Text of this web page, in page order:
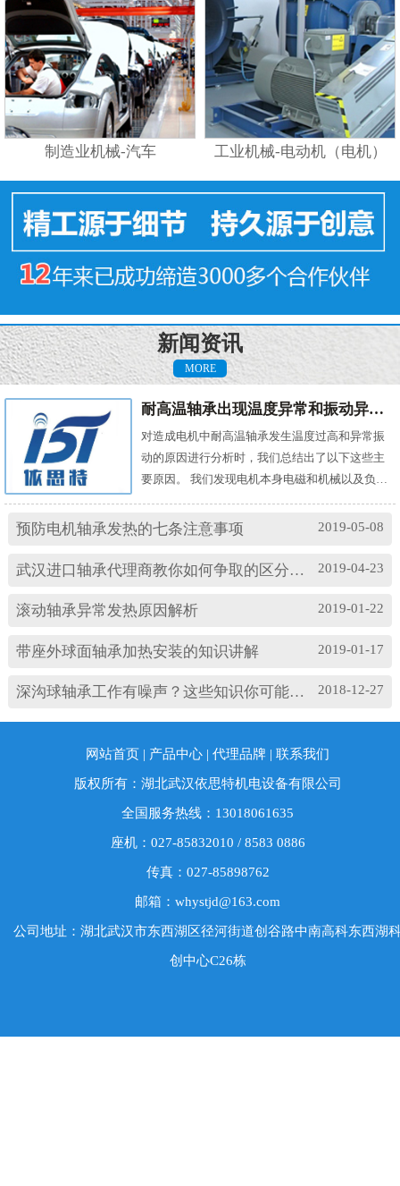
制造业机械-汽车 工业机械-电动机（电机）
新闻资讯
MORE
耐高温轴承出现温度异常和振动异常的原因有哪些？
对造成电机中耐高温轴承发生温度过高和异常振
动的原因进行分析时，我们总结出了以下这些主
要原因。 我们发现电机本身电磁和机械以及负载
振动产生影响。其中造成温度过高的原因主要
松；(3)轴承与轴套配合过松；(4)润滑油有杂质；
损坏等。 另外，造成耐高温轴承出现异常振...
2019-05-08
预防电机轴承发热的七条注意事项
2019-04-23
武汉进口轴承代理商教你如何争取的区分高速轴承和低速轴承
2019-01-22
滚动轴承异常发热原因解析
2019-01-17
带座外球面轴承加热安装的知识讲解
2018-12-27
深沟球轴承工作有噪声？这些知识你可能忽略了
网站首页 | 产品中心 |代理品牌 |联系我们
版权所有：湖北武汉依思特机电设备有限公司
全国服务热线：13018061635
座机：027-85832010 / 8583 0886
传真：027-85898762
邮箱：whystjd@163.com
公司地址：湖北武汉市东西湖区径河街道创谷路中南高科东西湖
创中心C26栋